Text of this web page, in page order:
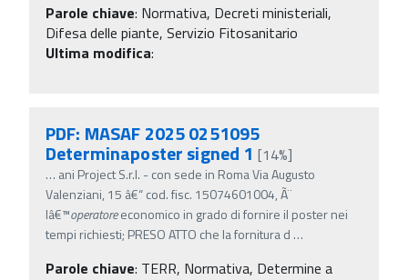
Parole chiave: Normativa, Decreti ministeriali,
Difesa delle piante, Servizio Fitosanitario
Ultima modifica:
PDF: MASAF 2025 0251095
Determinaposter signed 1 [14%]
… ani Project S.r.l. - con sede in Roma Via Augusto
Valenziani, 15 â€“ cod. fisc. 15074601004, Ã¨
lâ€™operatoreeconomico in grado di fornire il poster nei
tempi richiesti; PRESO ATTO che la fornitura d …
Parole chiave: TERR, Normativa, Determine a